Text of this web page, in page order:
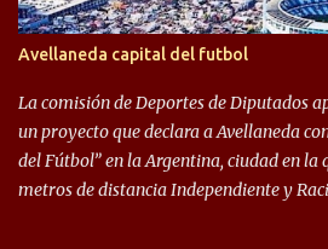
rival. El clásico de Avellaneda marcó el
algo totalmente inusual para estas
permite encuentros de riesgo sobre el
década del ochenta y con una
Avellaneda capital del futbol
La comisión de Deportes de Diputados
un proyecto que declara a Avellaneda
del Fútbol” en la Argentina, ciudad en la
metros de distancia Independiente y